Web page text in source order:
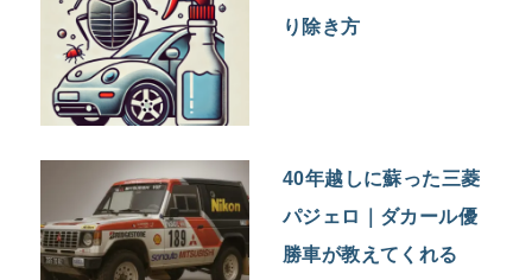
り除き方
40年越しに蘇った三菱
パジェロ｜ダカール優
勝車が教えてくれる